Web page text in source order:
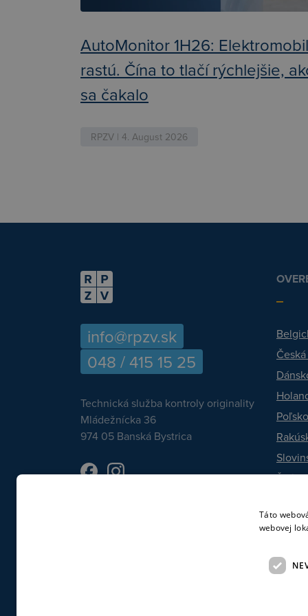
AutoMonitor 1H26:
rastú. Čína to tlačí rýchlejšie,
sa čakalo
RPZV | 4. August 2026
info@rpzv.sk
048 / 415 15 25
Technická služba kontroly originality
Mládežnícka 36
974 05 Banská Bystrica
Poľsko
Táto
webovej